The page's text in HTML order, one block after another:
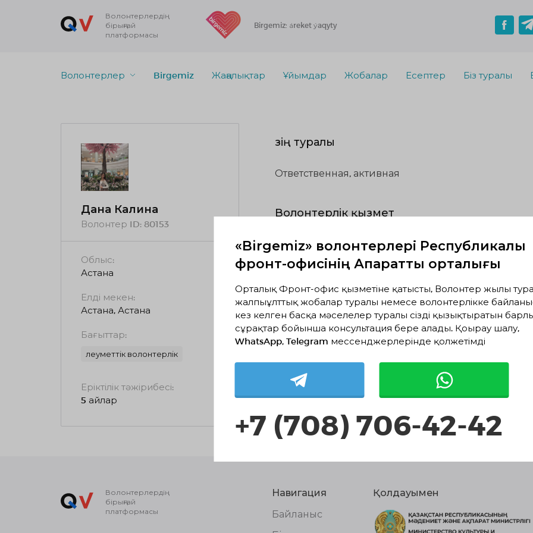
Волонтерлердің
бірыңғай
платформасы
Birgemiz: áreket ýaqyty
Волонтерлер Birgemiz Жаңалықтар Ұйымдар Жобалар Есептер Біз туралы
Дана Калина
Волонтер ID: 80153
Облыс:
Астана
Елді мекен:
Астана, Астана
Бағыттар:
Әлеуметтік волонтерлік
Еріктілік тәжірибесі:
5 айлар
Өзің туралы
Ответственная, активная
Волонтерлік қызмет
Жүзеге асып жатқандар Жоспардағылар
Белсенді жобалар жоқ
Волонтерлердің
бірыңғай
платформасы
Навигация
Байланыс
Қолдауымен
«Birgemiz» волонтерлері Республикалық
фронт-офисінің Ақпараттық орталығы
Орталық Фронт-офис қызметіне қатысты, Волонтер жылы
жалпыұлттық жобалар туралы немесе волонтерлікке
кез келген басқа мәселелер туралы сізді қызықтыратын
сұрақтар бойынша консультация бере алады. Қоңырау шалу,
WhatsApp, Telegram мессенджерлерінде қолжетімді
+7 (708) 706-42-42